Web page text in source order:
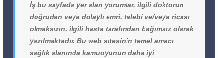
İş bu sayfada yer alan yorumlar, ilgili doktorun
doğrudan veya dolaylı emri, talebi ve/veya ricası
olmaksızın, ilgili hasta tarafından bağımsız olarak
yazılmaktadır. Bu web sitesinin temel amacı
sağlık alanında kamuoyunun daha iyi